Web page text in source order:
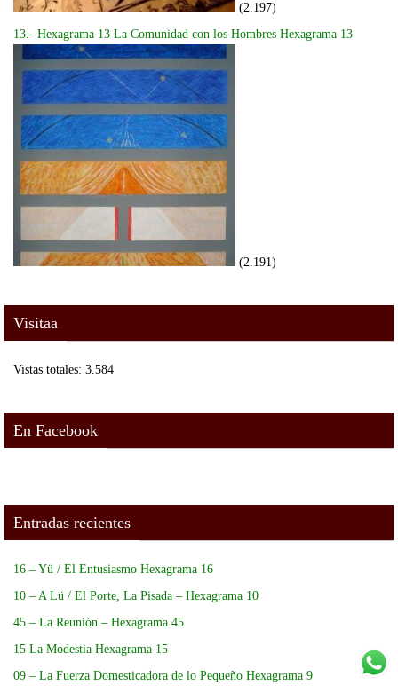
(2.197)
13.- Hexagrama 13 La Comunidad con los Hombres Hexagrama 13
(2.191)
Visitaa
Vistas totales: 3.584
En Facebook
Entradas recientes
16 – Yü / El Entusiasmo Hexagrama 16
10 – A Lü / El Porte, La Pisada – Hexagrama 10
45 – La Reunión – Hexagrama 45
15 La Modestia Hexagrama 15
09 – La Fuerza Domesticadora de lo Pequeño Hexagrama 9